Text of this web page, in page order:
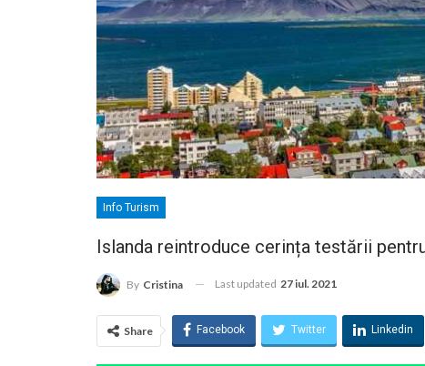
Info Turism
Islanda reintroduce cerința testării
By Cristina Last updated 27 iul. 2021
Share Facebook Twitter Linkedin